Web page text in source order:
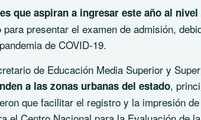
que aspiran a ingresar este año al
presentar el examen de admisión,
de COVID-19.
de Educación Media Superior y
a las zonas urbanas del estado,
que facilitar el registro y la impresión